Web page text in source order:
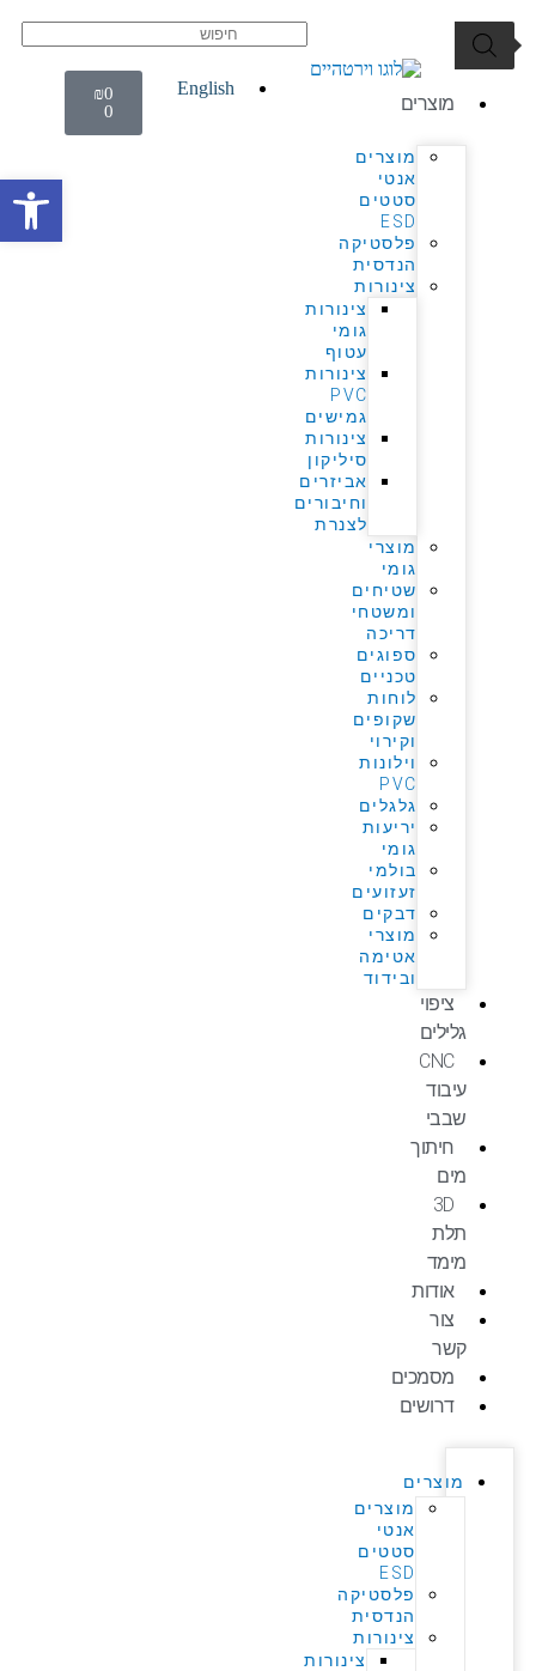
מוצרים
מוצרים
אנטי
סטטים
ESD
פלסטיקה
הנדסית
צינורות
צינורות
גומי
עטוף
צינורות
PVC
גמישים
צינורות
סיליקון
אביזרים
וחיבורים
לצנרת
מוצרי
גומי
שטיחים
ומשטחי
דריכה
ספוגים
טכניים
לוחות
שקופים
וקירוי
וילונות
PVC
גלגלים
יריעות
גומי
בולמי
זעזועים
דבקים
מוצרי
אטימה
ובידוד
ציפוי
גלילים
CNC
עיבוד
שבבי
חיתוך
מים
3D
תלת
מימד
אודות
צור
קשר
מסמכים
דרושים
מוצרים
מוצרים
אנטי
סטטים
ESD
פלסטיקה
הנדסית
צינורות
צינורות
English
₪0
0
פתח